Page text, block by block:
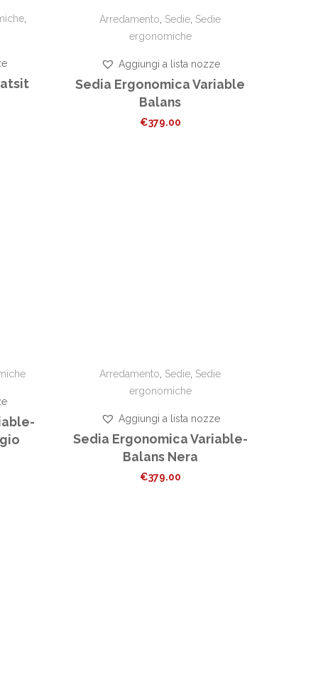
Arredamento, Sedie, Sedie
ergonomiche
Aggiungi a lista nozze
Sedia Ergonomica Variable
Balans
€379.00
Arredamento, Sedie, Sedie
ergonomiche
Aggiungi a lista nozze
Sedia Ergonomica Variable-
Balans Nera
€379.00